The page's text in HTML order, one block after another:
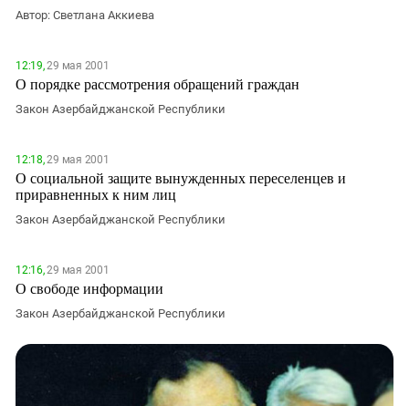
Автор: Светлана Аккиева
12:19,29 мая 2001
О порядке рассмотрения обращений граждан
Закон Азербайджанской Республики
12:18,29 мая 2001
О социальной защите вынужденных переселенцев и
приравненных к ним лиц
Закон Азербайджанской Республики
12:16,29 мая 2001
О свободе информации
Закон Азербайджанской Республики